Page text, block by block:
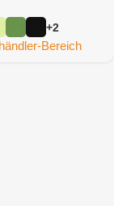
+2
Bereich